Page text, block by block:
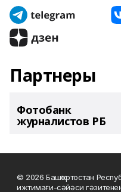
Партнеры
Фотобанк
журналистов РБ
© 2026 Башҡортостан
ижтимағи-сәйәси